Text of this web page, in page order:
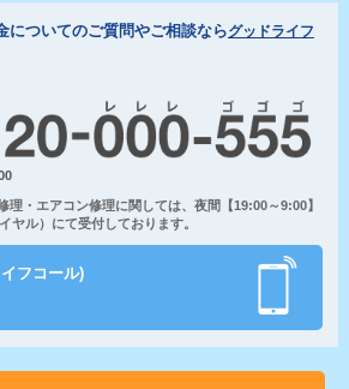
についてのご質問やご相談ならグッドライフ
・エアコン修理に関しては、夜間【19:00～9:00】
ヤル）にて受付しております。
フコール)